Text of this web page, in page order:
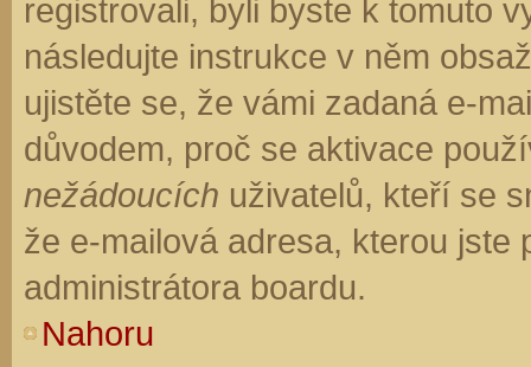
registrovali, byli byste k tomuto
následujte instrukce v něm
ujistěte se, že vámi zadaná e-
důvodem, proč se aktivace
nežádoucích uživatelů, kteří se
že e-mailová adresa, kterou jste
administrátora boardu.
Nahoru